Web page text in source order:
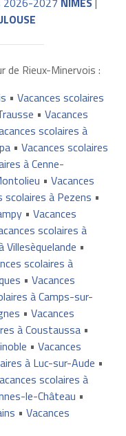
de Rieux-Minervois :
• Vacances scolaires
• Vacances
scolaires à
• Vacances scolaires
à Cenne-
• Vacances
scolaires à Pezens •
• Vacances
scolaires à
Villesèquelande •
scolaires à
• Vacances
à Camps-sur-
• Vacances
à Coustaussa•
• Vacances
à Luc-sur-Aude •
scolaires à
le-Château •
• Vacances